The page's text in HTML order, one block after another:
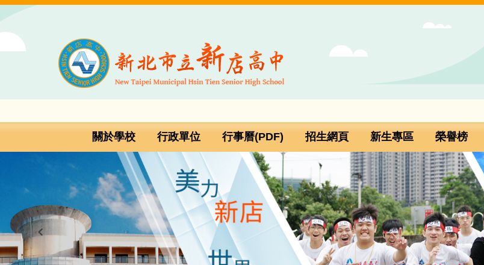
主
關於學校 行政單位 行事曆(PDF) 招生網頁 新生專區 榮譽榜